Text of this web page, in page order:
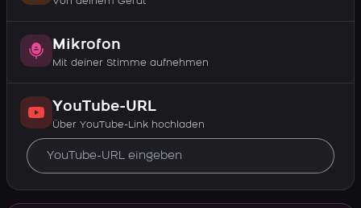
Mikrofon
Mit deiner Stimme aufnehmen
YouTube-URL
Über YouTube-Link hochladen